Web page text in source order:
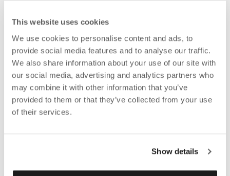
This website uses cookies
We use cookies to personalise content and ads, to
provide social media features and to analyse our traffic.
We also share information about your use of our site with
our social media, advertising and analytics partners who
may combine it with other information that you’ve
provided to them or that they’ve collected from your use
of their services.
Show details
BELYSNING
FLEKSIBEL